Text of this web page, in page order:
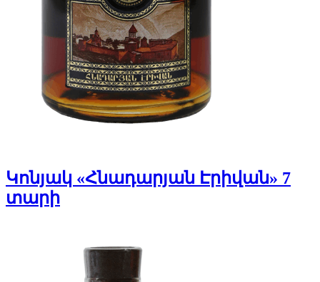
Կոնյակ «Հնադարյան Էրիվան» 7
տարի